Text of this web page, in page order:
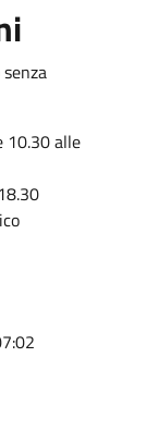
10.30 alle